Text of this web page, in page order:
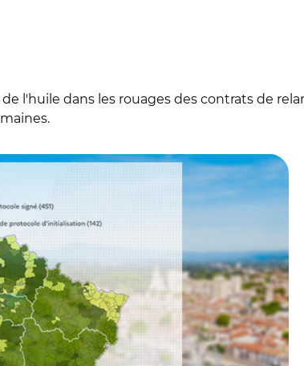
l'huile dans les rouages des contrats de